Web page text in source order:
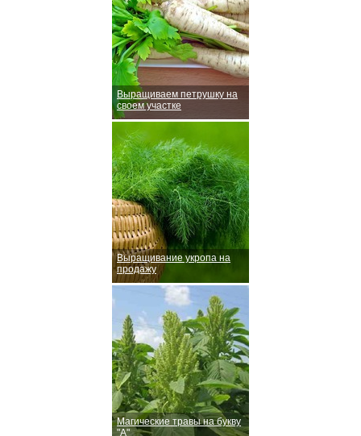
Выращиваем петрушку на
своем участке
Выращивание укропа на
продажу
Магические травы на букву
"А"